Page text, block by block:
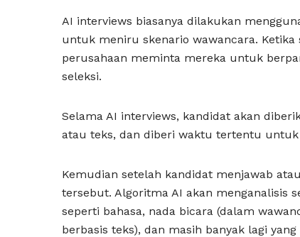
AI interviews biasanya dilakukan
untuk meniru skenario wawancara.
perusahaan meminta mereka untuk
seleksi.
Selama AI interviews, kandidat akan
atau teks, dan diberi waktu tertentu
Kemudian setelah kandidat menjawab
tersebut. Algoritma AI akan menganalisis
seperti bahasa, nada bicara (dalam
berbasis teks), dan masih banyak lagi